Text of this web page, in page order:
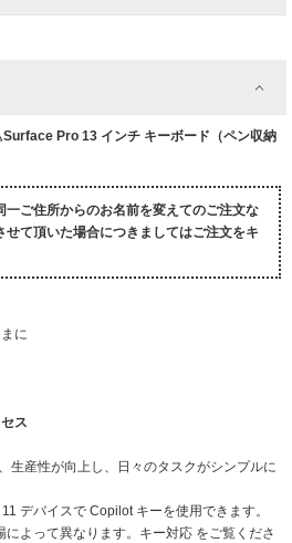
Pro 13 インチ キーボード（ペン収納
一ご住所からのお名前を変えてのご注文な
せて頂いた場合につきましてはご注文をキ
に
ス
生産性が向上し、日々のタスクがシンプルに
デバイスで Copilot キーを使用できます。
よって異なります。キー対応 をご覧くださ